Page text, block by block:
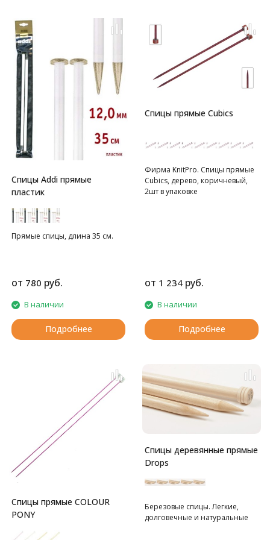
Спицы Addi прямые
пластик
Прямые спицы, длина 35 см.
от 780 руб.
В наличии
Подробнее
Спицы прямые Cubics
Фирма KnitPro. Спицы прямые
Cubics, дерево, коричневый,
2шт в упаковке
от 1 234 руб.
В наличии
Подробнее
Спицы прямые COLOUR
PONY
Спицы деревянные прямые
Drops
Березовые спицы. Легкие,
долговечные и натуральные